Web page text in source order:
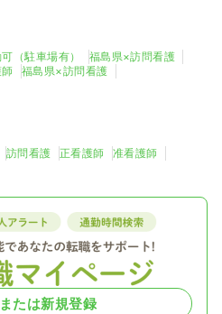
（駐車場有）
福島県×訪問看護
福島県×訪問看護
訪問看護 正看護師
准看護師
たは新規登録